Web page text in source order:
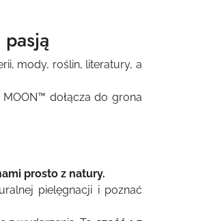
mody, roślin, literatury, a
dołącza do grona
prosto z natury.
pielęgnacji i poznać